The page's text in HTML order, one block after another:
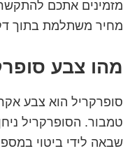
מזמינים אתכם
מחיר משתלמת בתוך
מהו צבע
סופרקריל הוא צבע
טמבור. הסופרקריל
שבאה לידי ביטוי